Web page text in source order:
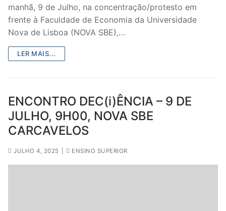
manhã, 9 de Julho, na concentração/protesto em
frente à Faculdade de Economia da Universidade
Nova de Lisboa (NOVA SBE),…
LER MAIS...
ENCONTRO DEC(i)ÊNCIA – 9 DE
JULHO, 9H00, NOVA SBE
CARCAVELOS
JULHO 4, 2025 ENSINO SUPERIOR